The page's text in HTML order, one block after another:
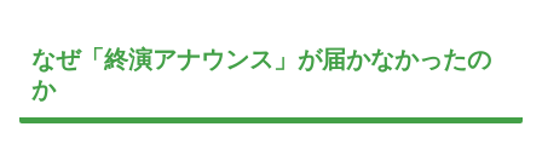
なぜ「終演アナウンス」が届かなかったの
か